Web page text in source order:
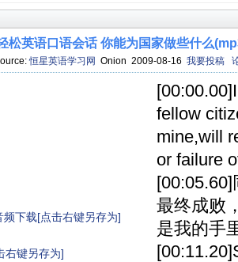
松英语口语会话 你能为国家做些什么
恒星英语学习网 Onion 2009-08-16 我要投稿
频下载[点击右键另存为]
右键另存为]
fellow
mine,will
or failure
最终成败
是我的手